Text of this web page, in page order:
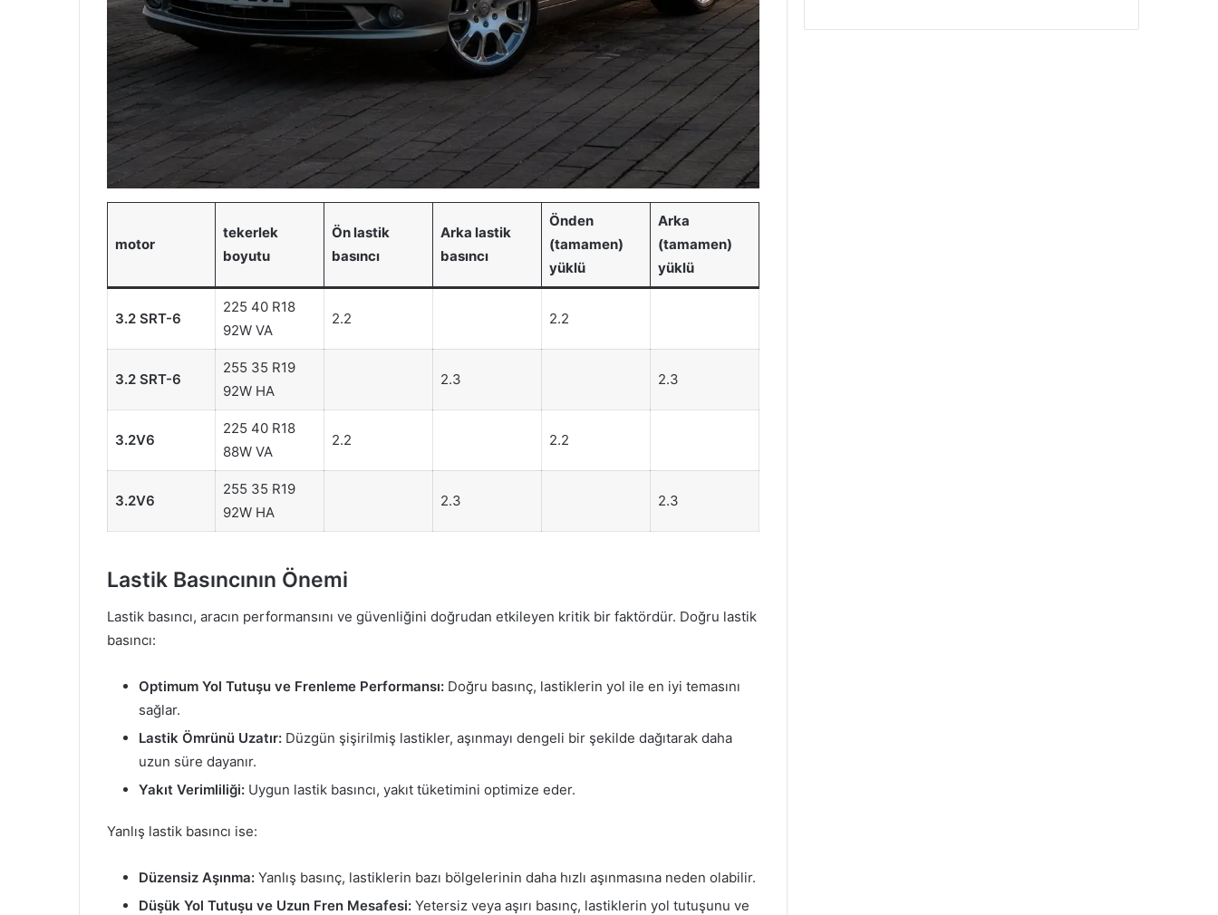
motor
tekerlek
boyutu
Ön lastik
basıncı
Arka lastik
basıncı
Önden
(tamamen)
yüklü
Arka
(tamamen)
yüklü
3.2 SRT-6
225 40 R18
92W VA
2.2 2.2
3.2 SRT-6
255 35 R19
92W HA
2.3 2.3
3.2V6
225 40 R18
88W VA
2.2 2.2
3.2V6
255 35 R19
92W HA
2.3 2.3
Lastik Basıncının Önemi
Lastik basıncı, aracın performansını ve güvenliğini doğrudan etkileyen kritik bir faktördür. Doğru lastik
basıncı:
Optimum Yol Tutuşu ve Frenleme Performansı: Doğru basınç, lastiklerin yol ile en iyi temasını
sağlar.
Lastik Ömrünü Uzatır: Düzgün şişirilmiş lastikler, aşınmayı dengeli bir şekilde dağıtarak daha
uzun süre dayanır.
Yakıt Verimliliği: Uygun lastik basıncı, yakıt tüketimini optimize eder.
Yanlış lastik basıncı ise:
Düzensiz Aşınma: Yanlış basınç, lastiklerin bazı bölgelerinin daha hızlı aşınmasına neden olabilir.
Düşük Yol Tutuşu ve Uzun Fren Mesafesi: Yetersiz veya aşırı basınç, lastiklerin yol tutuşunu ve